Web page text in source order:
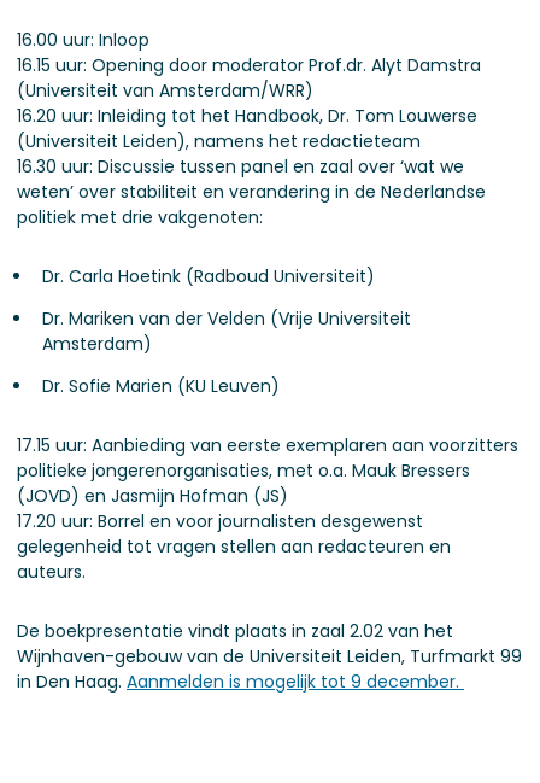
16.00 uur: Inloop
16.15 uur: Opening door moderator Prof.dr. Alyt Damstra
(Universiteit van Amsterdam/WRR)
16.20 uur: Inleiding tot het Handbook, Dr. Tom Louwerse
(Universiteit Leiden), namens het redactieteam
16.30 uur: Discussie tussen panel en zaal over ‘wat we
weten’ over stabiliteit en verandering in de Nederlandse
politiek met drie vakgenoten:
Dr. Carla Hoetink (Radboud Universiteit)
Dr. Mariken van der Velden (Vrije Universiteit
Amsterdam)
Dr. Sofie Marien (KU Leuven)
17.15 uur: Aanbieding van eerste exemplaren aan voorzitters
politieke jongerenorganisaties, met o.a. Mauk Bressers
(JOVD) en Jasmijn Hofman (JS)
17.20 uur: Borrel en voor journalisten desgewenst
gelegenheid tot vragen stellen aan redacteuren en
auteurs.
De boekpresentatie vindt plaats in zaal 2.02 van het
Wijnhaven-gebouw van de Universiteit Leiden, Turfmarkt 99
in Den Haag. Aanmelden is mogelijk tot 9 december.